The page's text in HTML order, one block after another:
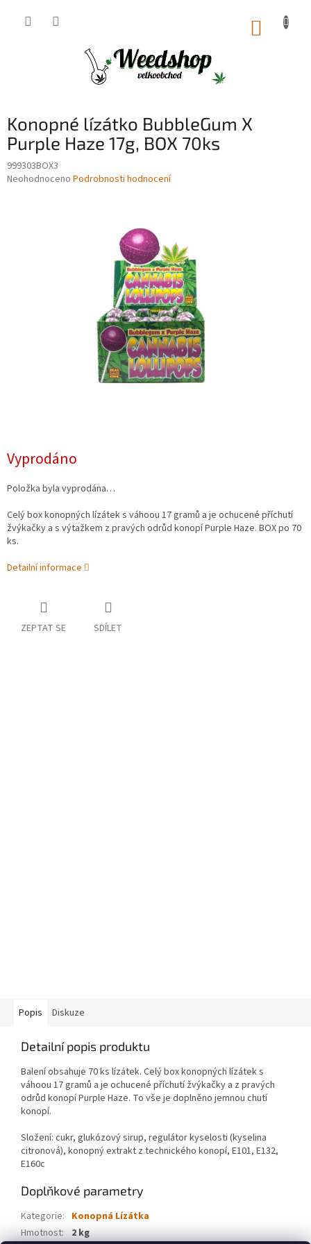
Konopné lízátko BubbleGum X
Purple Haze 17g, BOX 70ks
999303BOX3
Průměrné
Neohodnoceno Podrobnosti hodnocení
Vyprodáno
Položka byla vyprodána…
Celý box konopných lízátek s váhoou 17 gramů a je ochucené příchutí
žvýkačky a s výtažkem z pravých odrůd konopí Purple Haze. BOX po 70
ks.
Detailní informace
ZEPTAT SE SDÍLET
Popis Diskuze
Detailní popis produktu
Balení obsahuje 70 ks lízátek. Celý box konopných lízátek s
váhoou 17 gramů a je ochucené příchutí žvýkačky a z pravých
odrůd konopí Purple Haze. To vše je doplněno jemnou chutí
konopí.
Složení: cukr, glukózový sirup, regulátor kyselosti (kyselina
citronová), konopný extrakt z technického konopí, E101, E132,
E160c
Doplňkové parametry
Kategorie: Konopná Lízátka
Hmotnost: 2 kg